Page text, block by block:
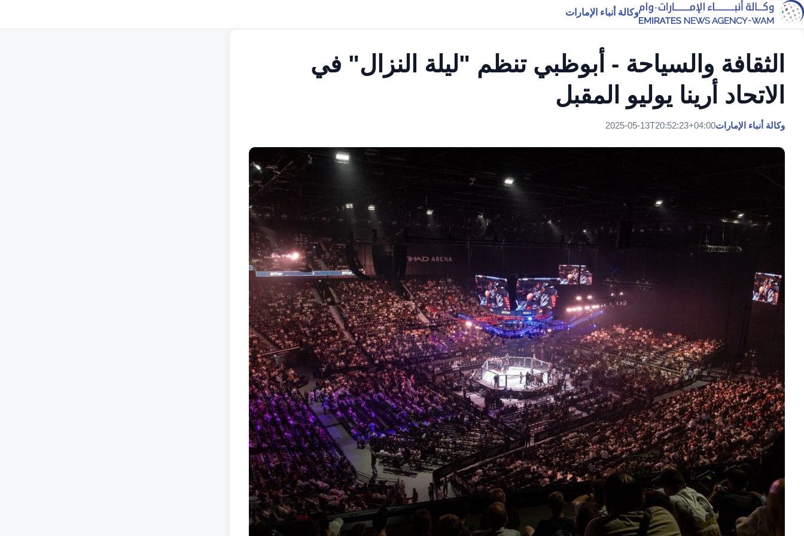
وكالة أنباء الإمارات
الثقافة والسياحة - أبوظبي تنظم "ليلة النزال" في
الاتحاد أرينا يوليو المقبل
وكالة أنباء الإمارات2025-05-13T20:52:23+04:00